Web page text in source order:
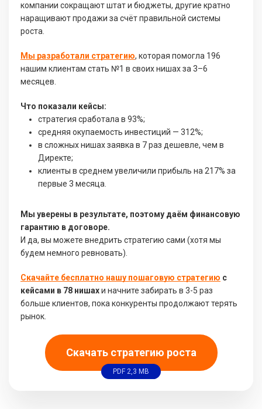
компании сокращают штат и бюджеты, другие кратно
наращивают продажи за счёт правильной системы
роста.
Мы разработали стратегию, которая помогла 196
нашим клиентам стать №1 в своих нишах за 3–6
месяцев.
Что показали кейсы:
стратегия сработала в 93%;
средняя окупаемость инвестиций — 312%;
в сложных нишах заявка в 7 раз дешевле, чем в
Директе;
клиенты в среднем увеличили прибыль на 217% за
первые 3 месяца.
Мы уверены в результате, поэтому даём финансовую
гарантию в договоре.
И да, вы можете внедрить стратегию сами (хотя мы
будем немного ревновать).
Скачайте бесплатно нашу пошаговую стратегию с
кейсами в 78 нишахи начните забирать в 3-5 раз
больше клиентов, пока конкуренты продолжают терять
рынок.
Скачать стратегию роста
PDF 2,3 MB